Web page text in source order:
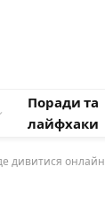
Поради та
лайфхаки
дивитися онлайн